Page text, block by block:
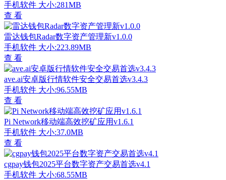
手机软件 大小:281MB
查 看
雷达钱包Radar数字资产管理新v1.0.0
手机软件 大小:223.89MB
查 看
ave.ai安卓版行情软件安全交易首选v3.4.3
手机软件 大小:96.55MB
查 看
Pi Network移动端高效挖矿应用v1.6.1
手机软件 大小:37.0MB
查 看
cgpay钱包2025平台数字资产交易首选v4.1
手机软件 大小:68.55MB